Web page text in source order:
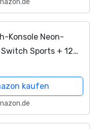
Konsole Neon-
Sports + 12
kaufen